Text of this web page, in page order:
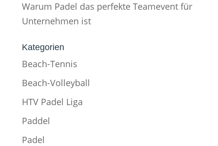
Warum Padel das perfekte Teamevent für
Unternehmen ist
Kategorien
Beach-Tennis
Beach-Volleyball
HTV Padel Liga
Paddel
Padel